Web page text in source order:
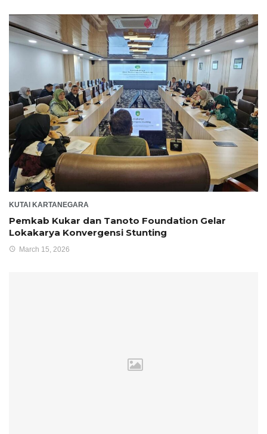
KUTAI KARTANEGARA
Pemkab Kukar dan Tanoto Foundation Gelar
Lokakarya Konvergensi Stunting
March 15, 2026